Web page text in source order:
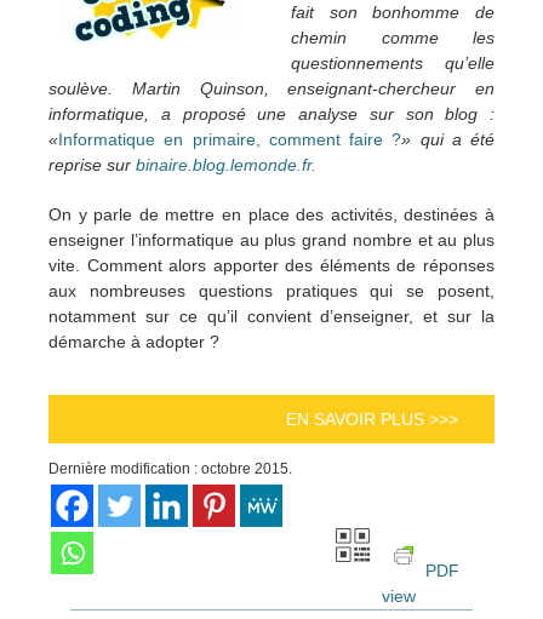
fait son bonhomme de
chemin comme les
questionnements qu’elle
soulève. Martin Quinson, enseignant-chercheur en
informatique, a proposé une analyse sur son blog :
«Informatique en primaire, comment faire ?» qui a été
reprise sur binaire.blog.lemonde.fr.
On y parle de mettre en place des activités, destinées à
enseigner l’informatique au plus grand nombre et au plus
vite. Comment alors apporter des éléments de réponses
aux nombreuses questions pratiques qui se posent,
notamment sur ce qu’il convient d’enseigner, et sur la
démarche à adopter ?
EN SAVOIR PLUS >>>
Dernière modification : octobre 2015.
PDF
view